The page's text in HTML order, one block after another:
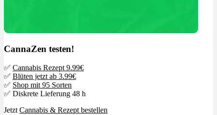
CannaZen testen!
✅ Cannabis Rezept 9.99€
✅ Blüten jetzt ab 3.99€
✅ Shop mit 95 Sorten
✅ Diskrete Lieferung 48 h
Jetzt Cannabis & Rezept bestellen